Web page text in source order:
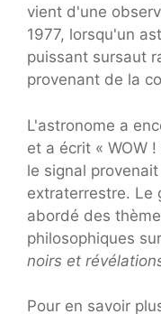
vient d'une
1977, lorsqu'un
puissant sursaut
provenant de la
L'astronome a
et a écrit « WOW
le signal
extraterrestre. Le
abordé des
philosophiques
noirs et
Pour en savoir